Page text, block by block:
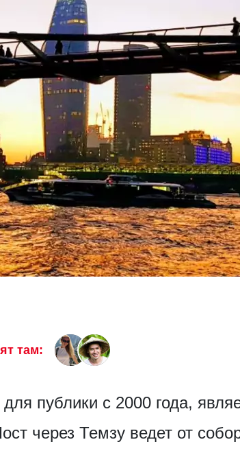
там:
публики с 2000 года,
через Темзу ведет от